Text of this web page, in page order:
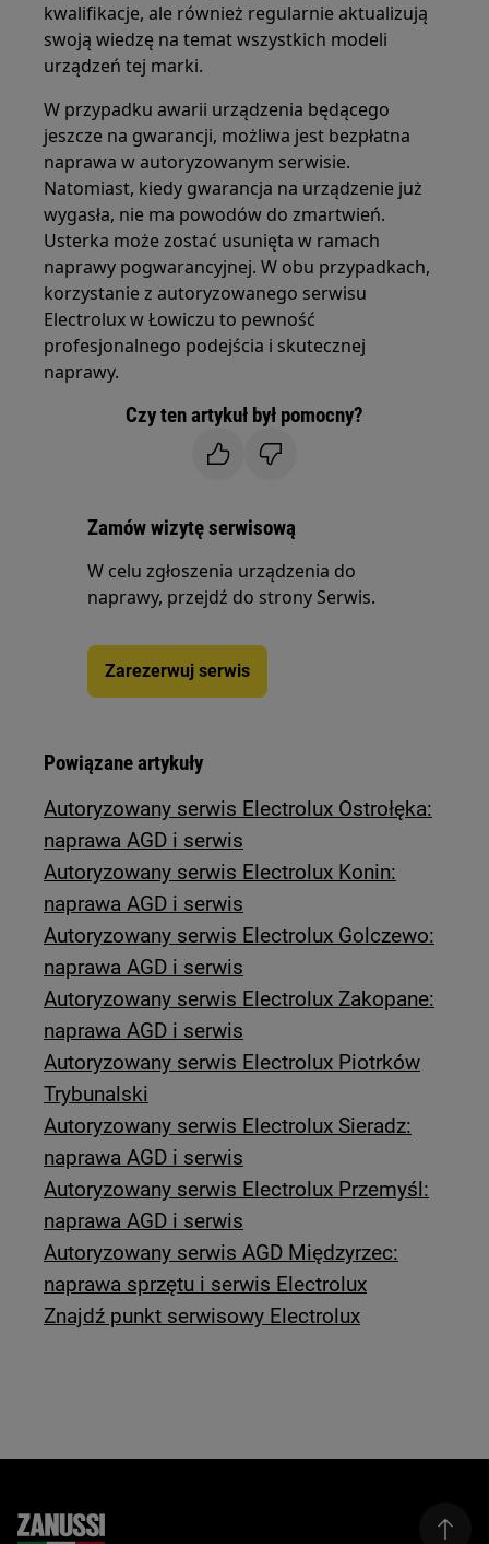
kwalifikacje, ale również regularnie aktualizują
swoją wiedzę na temat wszystkich modeli
urządzeń tej marki.
W przypadku awarii urządzenia będącego
jeszcze na gwarancji, możliwa jest bezpłatna
naprawa w autoryzowanym serwisie.
Natomiast, kiedy gwarancja na urządzenie już
wygasła, nie ma powodów do zmartwień.
Usterka może zostać usunięta w ramach
naprawy pogwarancyjnej. W obu przypadkach,
korzystanie z autoryzowanego serwisu
Electrolux w Łowiczu to pewność
profesjonalnego podejścia i skutecznej
naprawy.
Czy ten artykuł był pomocny?
Zamów wizytę serwisową
W celu zgłoszenia urządzenia do
naprawy, przejdź do strony Serwis.
Zarezerwuj serwis
Powiązane artykuły
Autoryzowany serwis Electrolux Ostrołęka:
naprawa AGD i serwis
Autoryzowany serwis Electrolux Konin:
naprawa AGD i serwis
Autoryzowany serwis Electrolux Golczewo:
naprawa AGD i serwis
Autoryzowany serwis Electrolux Zakopane:
naprawa AGD i serwis
Autoryzowany serwis Electrolux Piotrków
Trybunalski
Autoryzowany serwis Electrolux Sieradz:
naprawa AGD i serwis
Autoryzowany serwis Electrolux Przemyśl:
naprawa AGD i serwis
Autoryzowany serwis AGD Międzyrzec:
naprawa sprzętu i serwis Electrolux
Znajdź punkt serwisowy Electrolux